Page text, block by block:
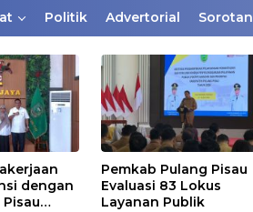
Politik Advertorial Sorotan
dengan
Pemkab Pulang Pisau
Evaluasi 83 Lokus
Layanan Publik